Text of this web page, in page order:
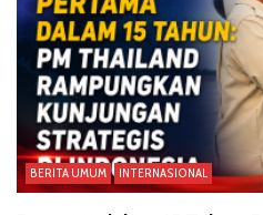
BERITA UMUM INTERNASIONAL